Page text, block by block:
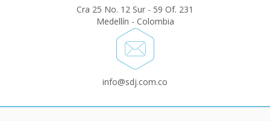
Cra 25 No. 12 Sur - 59 Of. 231
Medellín - Colombia
info@sdj.com.co